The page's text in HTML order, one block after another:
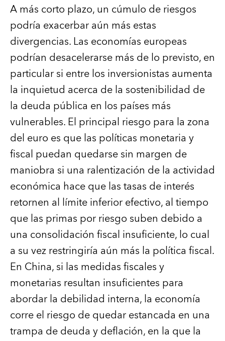
A más corto plazo, un cúmulo de riesgos
podría exacerbar aún más estas
divergencias. Las economías europeas
podrían desacelerarse más de lo previsto, en
particular si entre los inversionistas aumenta
la inquietud acerca de la sostenibilidad de
la deuda pública en los países más
vulnerables. El principal riesgo para la zona
del euro es que las políticas monetaria y
fiscal puedan quedarse sin margen de
maniobra si una ralentización de la actividad
económica hace que las tasas de interés
retornen al límite inferior efectivo, al tiempo
que las primas por riesgo suben debido a
una consolidación fiscal insuficiente, lo cual
a su vez restringiría aún más la política fiscal.
En China, si las medidas fiscales y
monetarias resultan insuficientes para
abordar la debilidad interna, la economía
corre el riesgo de quedar estancada en una
trampa de deuda y deflación, en la que la